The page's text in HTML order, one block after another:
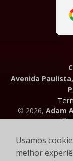
Usamos
melhor
Avenida Paulista,
© 2026, Adam